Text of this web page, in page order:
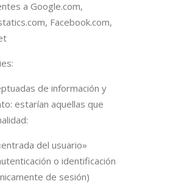
a Google.com,
Facebook.com,
de información y
estarían aquellas que
del usuario»
o identificación
de sesión)